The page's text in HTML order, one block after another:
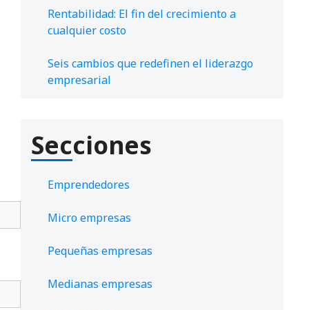
Rentabilidad: El fin del crecimiento a
cualquier costo
Seis cambios que redefinen el liderazgo
empresarial
Secciones
Emprendedores
Micro empresas
Pequeñas empresas
Medianas empresas